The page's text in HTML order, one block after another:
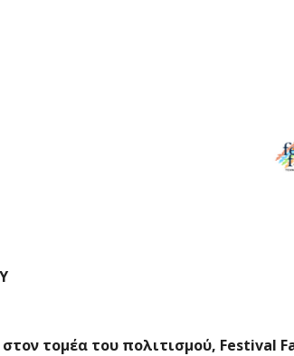
τομέα του πολιτισμού, Festival